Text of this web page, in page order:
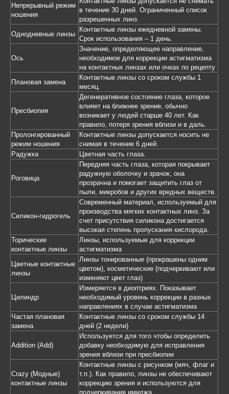
Непрерывный режим
ношения
в течение 30 дней. Ограниченный список
разрешенных линз.
Однодневные линзы
Контактные линзы ежедневной замены.
Срок использования – 1 день.
Ось
Значение, определяющее направление,
необходимое для коррекции астигматизма
на контактных линзах или очках по рецепту
Плановая замена
Контактные линзы со сроком службы 1
месяц.
Пресбиопия
Дегенеративное состояние глаза, которое
влияет на ближнее зрение, обычно
возникает у людей старше 40 лет. Как
правило, потеря зрения вблизи и в даль.
Пролонгированный
режим ношения
Контактные линзы допускается носить не
снимая в течение 6 дней.
Радужка
Цветная часть глаза.
Роговица
Передняя часть глаза, которая покрывает
радужную оболочку и зрачок, она
прозрачна и помогает защитить глаз от
пыли, микробов и других вредных веществ.
Силикон-гидрогель
Современный материал, используемый для
производства мягких контактных линз. За
счет присутствия силикона достигается
высокая степень пропускания кислорода.
Торические
контактные линзы
Линзы, используемые для коррекции
астигматизма
Цветные контактные
линзы
Линзы тонированные (прокрашены одним
цветом), косметические (подчеркивают или
изменяют цвет глаз)
Цилиндр
Измеряется в диоптриях. Показывает
необходимый уровень коррекции в разных
направлениях в случае астигматизма
Частая плановая
замена
Контактные линзы со сроком службы 14
дней (2 недели)
Addition (Add)
Используется для того чтобы определить
добавку необходимую для исправления
зрения вблизи при пресбиопии
Crazy (Модные)
контактные линзы
Контактные линзы с рисунком (мяч, флаг и
т.п.). Как правило, линзы не обеспечивают
коррекцию зрения и используются для
подчеркивания имиджа.